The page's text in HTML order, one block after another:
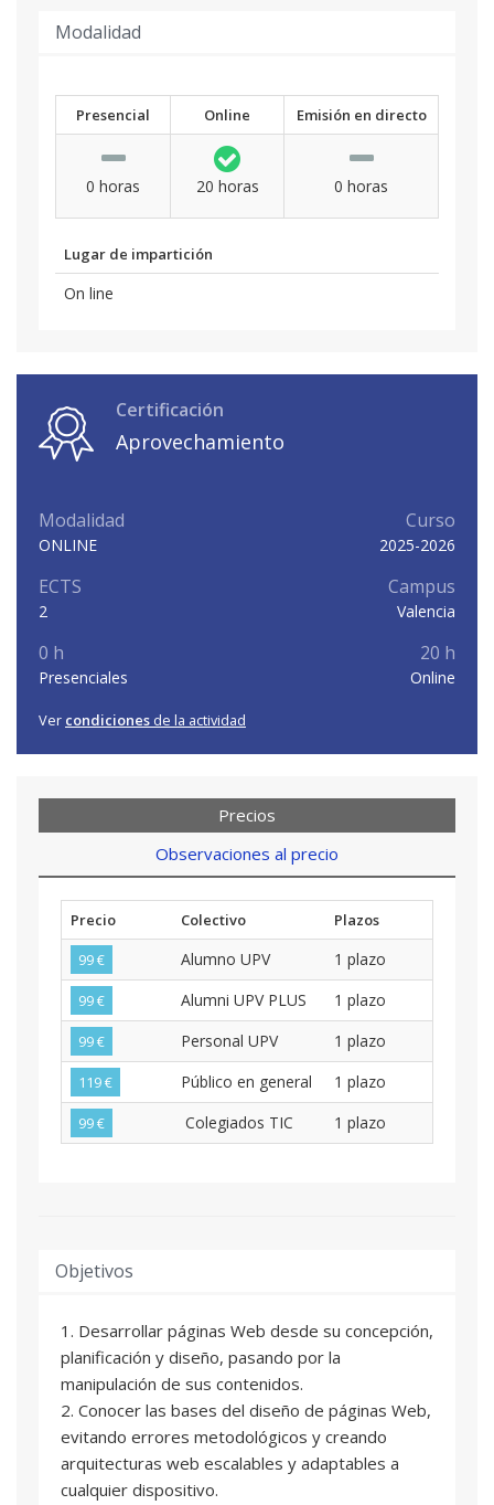
Modalidad
Presencial Online Emisión en directo
0 horas 20 horas 0 horas
Lugar de impartición
On line
Certificación
Aprovechamiento
Modalidad
ONLINE
Curso
2025-2026
ECTS
2
Campus
Valencia
0 h
Presenciales
20 h
Online
Ver condiciones de la actividad
Precios
Observaciones al precio
Precio Colectivo
Plazos
99 €
Alumno UPV 1 plazo
99 € Alumni UPV PLUS 1 plazo
99 € Personal UPV 1 plazo
119 € Público en general 1 plazo
99 € Colegiados TIC 1 plazo
Objetivos
1. Desarrollar páginas Web desde su concepción,
planificación y diseño, pasando por la
manipulación de sus contenidos.
2. Conocer las bases del diseño de páginas Web,
evitando errores metodológicos y creando
arquitecturas web escalables y adaptables a
cualquier dispositivo.